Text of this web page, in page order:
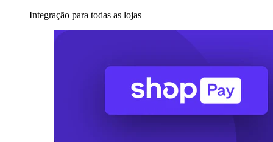
Integração para todas as lojas